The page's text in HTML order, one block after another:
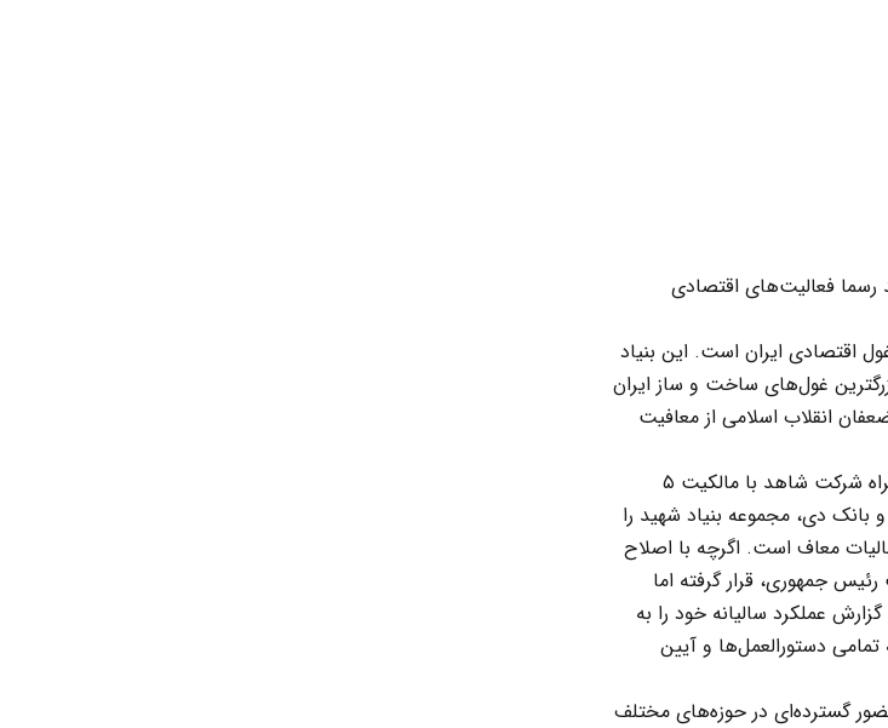
رسما فعالیت‌های اقتصادی
اقتصادی ایران است. این بنیاد
غول‌های ساخت و ساز ایران
انقلاب اسلامی از معافیت
، صاحب ده‌ها کارخانه، شرکت و بنگاه اقتصادی به همراه شرکت شاهد با مالکیت ۵
دی، مجموعه بنیاد شهید را
معاف است. اگرچه با اصلاح
جمهوری، قرار گرفته اما
گزارش عملکرد سالیانه خود را به
تمامی دستور‌العمل‌ها و آیین
گسترده‌ای در حوزه‌های مختلف